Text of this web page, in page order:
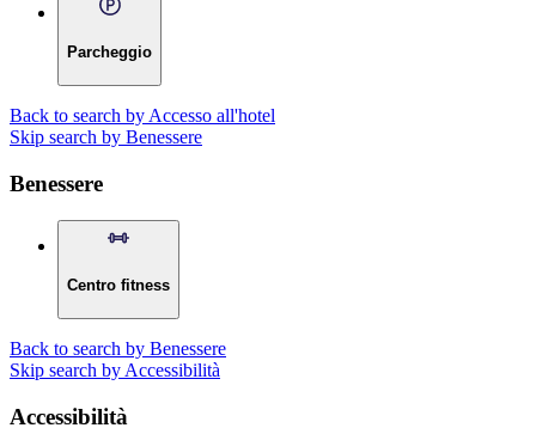
Parcheggio
Back to search by Accesso all'hotel
Skip search by Benessere
Benessere
Centro fitness
Back to search by Benessere
Skip search by Accessibilità
Accessibilità